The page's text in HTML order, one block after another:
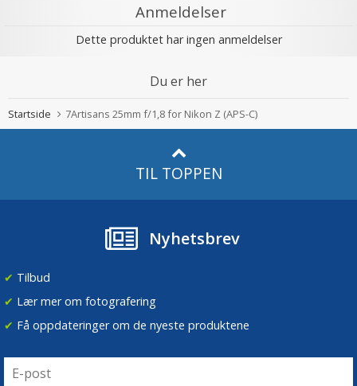
Anmeldelser
Dette produktet har ingen anmeldelser
Du er her
Startside 7Artisans 25mm f/1,8 for Nikon Z (APS-C)
TIL TOPPEN
Nyhetsbrev
✔ Tilbud
✔ Lær mer om fotografering
✔ Få oppdateringer om de nyeste produktene